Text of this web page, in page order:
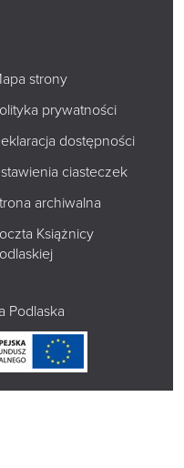
strony
prywatności
dostępności
ciasteczek
archiwalna
Książnicy
Podlaska